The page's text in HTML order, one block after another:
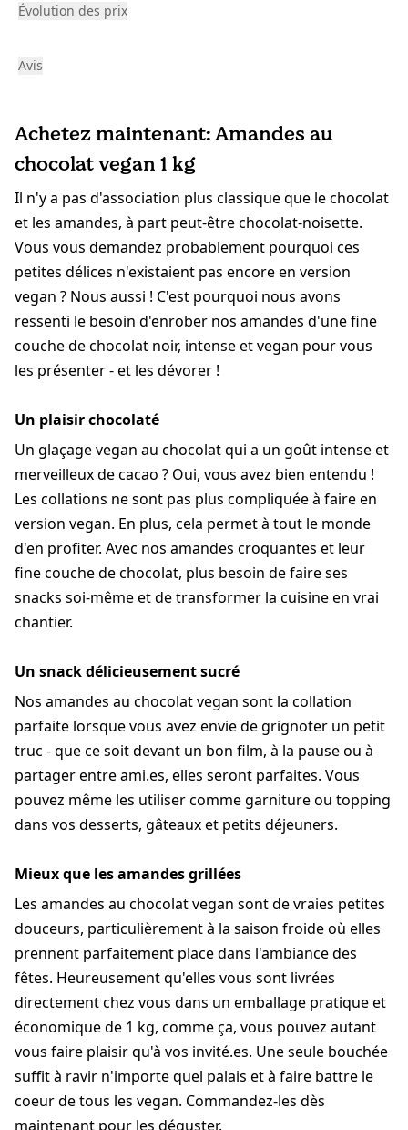
Évolution des prix
Avis
Achetez maintenant: Amandes au
chocolat vegan 1 kg
Il n'y a pas d'association plus classique que le chocolat
et les amandes, à part peut-être chocolat-noisette.
Vous vous demandez probablement pourquoi ces
petites délices n'existaient pas encore en version
vegan ? Nous aussi ! C'est pourquoi nous avons
ressenti le besoin d'enrober nos amandes d'une fine
couche de chocolat noir, intense et vegan pour vous
les présenter - et les dévorer !
Un plaisir chocolaté
Un glaçage vegan au chocolat qui a un goût intense et
merveilleux de cacao ? Oui, vous avez bien entendu !
Les collations ne sont pas plus compliquée à faire en
version vegan. En plus, cela permet à tout le monde
d'en profiter. Avec nos amandes croquantes et leur
fine couche de chocolat, plus besoin de faire ses
snacks soi-même et de transformer la cuisine en vrai
chantier.
Un snack délicieusement sucré
Nos amandes au chocolat vegan sont la collation
parfaite lorsque vous avez envie de grignoter un petit
truc - que ce soit devant un bon film, à la pause ou à
partager entre ami.es, elles seront parfaites. Vous
pouvez même les utiliser comme garniture ou topping
dans vos desserts, gâteaux et petits déjeuners.
Mieux que les amandes grillées
Les amandes au chocolat vegan sont de vraies petites
douceurs, particulièrement à la saison froide où elles
prennent parfaitement place dans l'ambiance des
fêtes. Heureusement qu'elles vous sont livrées
directement chez vous dans un emballage pratique et
économique de 1 kg, comme ça, vous pouvez autant
vous faire plaisir qu'à vos invité.es. Une seule bouchée
suffit à ravir n'importe quel palais et à faire battre le
coeur de tous les vegan. Commandez-les dès
maintenant pour les déguster.